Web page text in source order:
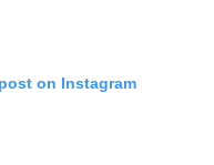
on Instagram